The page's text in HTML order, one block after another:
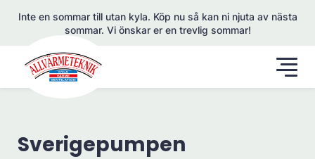
Inte en sommar till utan kyla. Köp nu så kan ni njuta av nästa
sommar. Vi önskar er en trevlig sommar!
Sverigepumpen